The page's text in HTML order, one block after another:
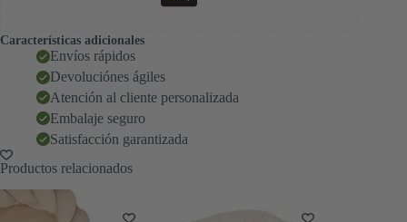
Características adicionales
Envíos rápidos
Devoluciónes ágiles
Atención al cliente personalizada
Embalaje seguro
Satisfacción garantizada
Productos relacionados